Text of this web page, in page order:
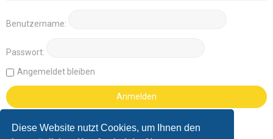
Diese Website nutzt Cookies, um Ihnen den
Benutzername:
Passwort:
Angemeldet bleiben